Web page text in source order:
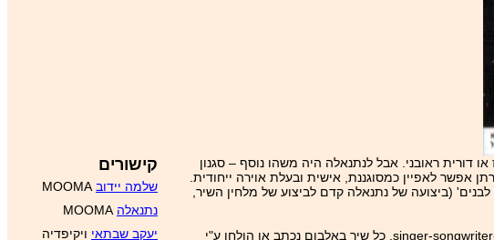
דורית ראובני. אבל לנתנאלה היה משהו נוסף – סגנון
אפשר לאפיין כמסוגננת, אישית ובעלת אוירה ייחודית.
(ביצועה של נתנאלה קדם לביצוע של מלחין השיר,
באמצע שנות ה-‏80 חזרה נתנאלה לארץ לאחר שהות בת כעשור בשוודיה. ב-‏1987 יצא אלבומה "על גן־אדן חלוני" שבו נהייתה נתנאלה ל-singer-songwriter. כל שיר באלבום נכתב או הולחן ע"י
קישורים
שלמה יידוב
נתנאלה
יעקב שבתאי ויקיפדיה